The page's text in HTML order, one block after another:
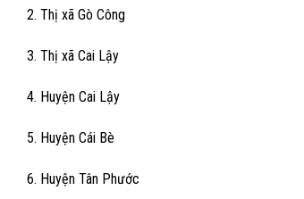
2. Thị xã Gò Công
3. Thị xã Cai Lậy
4. Huyện Cai Lậy
5. Huyện Cái Bè
6. Huyện Tân Phước